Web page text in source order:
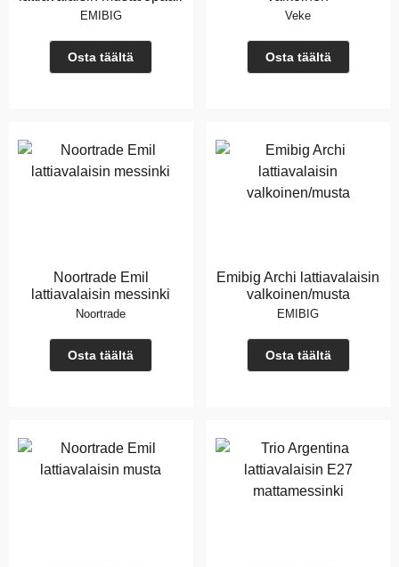
EMIBIG
Osta täältä
Veke
Osta täältä
Noortrade Emil
lattiavalaisin messinki
Noortrade
Osta täältä
Emibig Archi lattiavalaisin
valkoinen/musta
EMIBIG
Osta täältä